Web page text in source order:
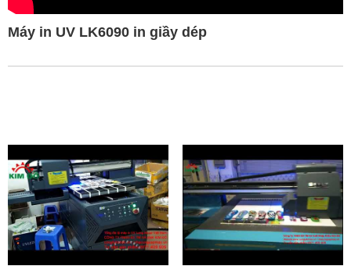
Máy in UV LK6090 in giầy dép